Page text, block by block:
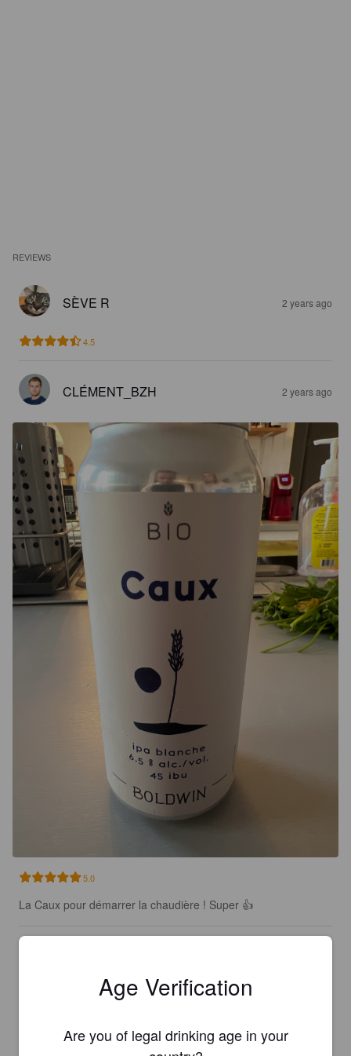
REVIEWS
SÈVE R 2 years ago
4.5
CLÉMENT_BZH 2 years ago
5.0
La Caux pour démarrer la chaudière ! Super 👍
Age Verification
Are you of legal drinking age in your